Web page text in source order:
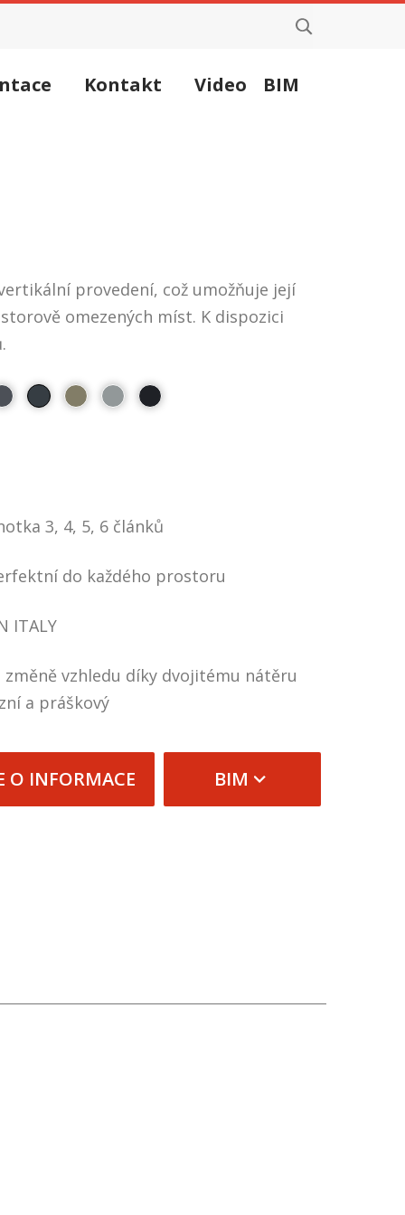
Kontakt Video BIM
vertikální provedení, což umožňuje její
omezených míst. K dispozici
3, 4, 5, 6 článků
do každého prostoru
ITALY
změně vzhledu díky dvojitému nátěru
a práškový
O INFORMACE BIM